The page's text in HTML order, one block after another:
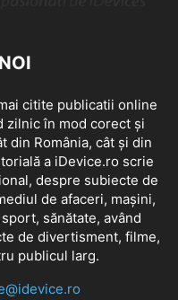
citite publicatii online
zilnic în mod corect și
din România, cât și din
a iDevice.ro scrie
despre subiecte de
de afaceri, mașini,
sănătate, având
de divertisment, filme,
publicul larg.